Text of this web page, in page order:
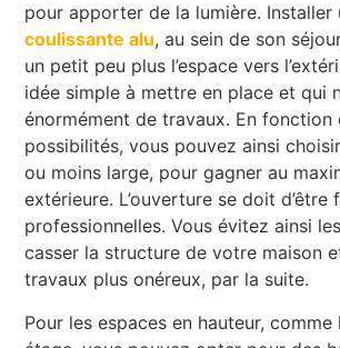
pour apporter de la lumière. Installer
coulissante alu, au sein de son
un petit peu plus l’espace vers
idée simple à mettre en place et qui
énormément de travaux. En fonction
possibilités, vous pouvez ainsi
ou moins large, pour gagner au
extérieure. L’ouverture se doit d’être
professionnelles. Vous évitez ainsi
casser la structure de votre maison
travaux plus onéreux, par la suite.
Pour les espaces en hauteur, comme